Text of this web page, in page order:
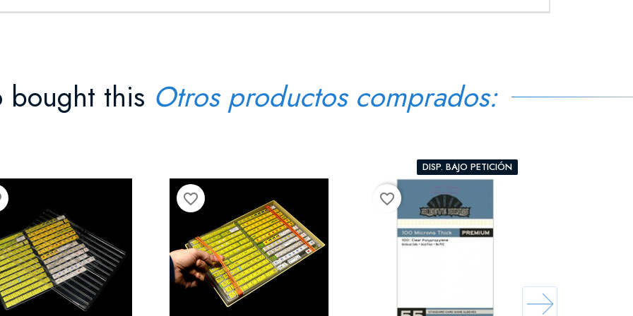
bought this Otros productos comprados:
favorite_border
DISP. BAJO PETICIÓN
favorite_border